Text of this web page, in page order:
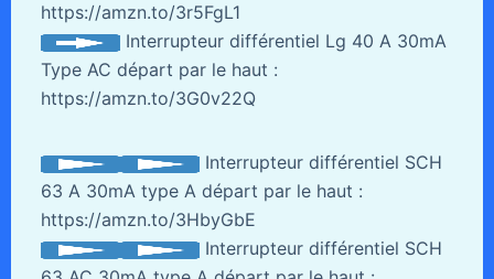
https://amzn.to/3r5FgL1
Interrupteur différentiel Lg 40 A 30mA
Type AC départ par le haut :
https://amzn.to/3G0v22Q
Interrupteur différentiel SCH
63 A 30mA type A départ par le haut :
https://amzn.to/3HbyGbE
Interrupteur différentiel SCH